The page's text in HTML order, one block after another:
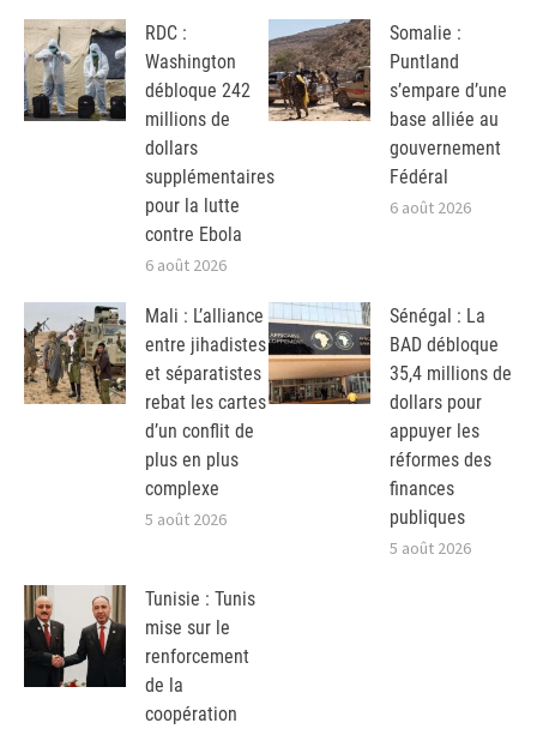
RDC :
Washington
débloque 242
millions de
dollars
supplémentaires
pour la lutte
contre Ebola
6 août 2026
Somalie :
Puntland
s’empare d’une
base alliée au
gouvernement
Fédéral
6 août 2026
Mali : L’alliance
entre jihadistes
et séparatistes
rebat les cartes
d’un conflit de
plus en plus
complexe
5 août 2026
Sénégal : La
BAD débloque
35,4 millions de
dollars pour
appuyer les
réformes des
finances
publiques
5 août 2026
Tunisie : Tunis
mise sur le
renforcement
de la
coopération